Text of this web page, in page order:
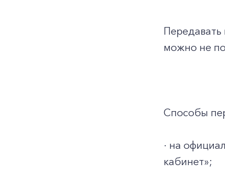
можно не
Способы
· на
кабинет»;